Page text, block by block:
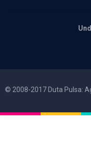
© 2008-2017 Duta Pulsa: